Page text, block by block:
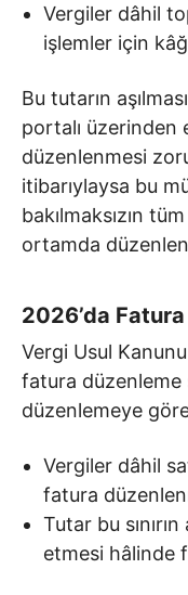
Vergiler dâhil
işlemler için
Bu tutarın
portalı
düzenlenmesi
itibarıylaysa bu
bakılmaksızın
ortamda
2026’da Fatura
Vergi Usul
fatura düzenleme
düzenlemeye
Vergiler dâhil
fatura
Tutar bu
etmesi hâlinde